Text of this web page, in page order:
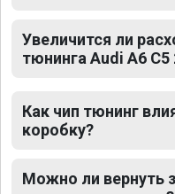
Увеличится ли
тюнинга Audi A6 C5
Как чип тюнинг
коробку?
Можно ли вернуть